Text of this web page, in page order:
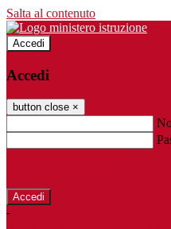
Salta al contenuto
Accedi
Accedi
button close ×
-